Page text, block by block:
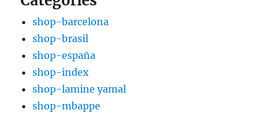
shop-barcelona
shop-brasil
shop-españa
shop-index
shop-lamine yamal
shop-mbappe